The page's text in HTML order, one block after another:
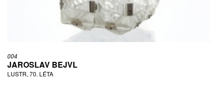
004
JAROSLAV BEJVL
LUSTR, 70. LÉTA